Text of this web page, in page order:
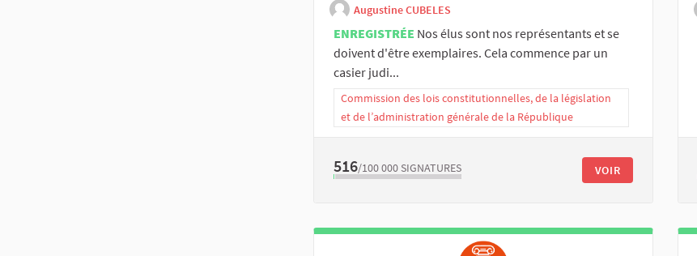
Augustine CUBELES
ENREGISTRÉE Nos élus sont nos représentants et se
doivent d'être exemplaires. Cela commence par un
casier judi...
Commission des lois constitutionnelles, de la législation
et de l’administration générale de la République
516/100 000 SIGNATURES VOIR